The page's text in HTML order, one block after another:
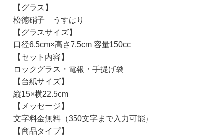
【グラス】
松徳硝子 うすはり
【グラスサイズ】
口径6.5cm×高さ7.5cm 容量150cc
【セット内容】
ロックグラス・電報・手提げ袋
【台紙サイズ】
縦15×横22.5cm
【メッセージ】
文字料金無料（350文字まで入力可能）
【商品タイプ】